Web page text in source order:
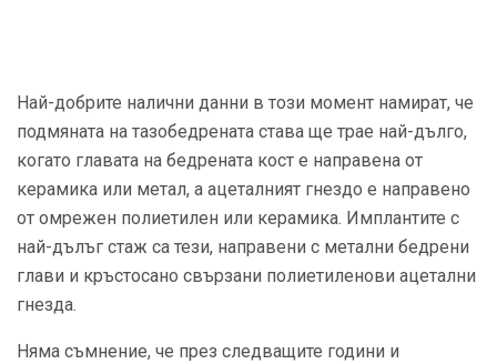
Най-добрите налични данни в този момент намират, че
подмяната на тазобедрената става ще трае най-дълго,
когато главата на бедрената кост е направена от
керамика или метал, а ацеталният гнездо е направено
от омрежен полиетилен или керамика. Имплантите с
най-дълъг стаж са тези, направени с метални бедрени
глави и кръстосано свързани полиетиленови ацетални
гнезда.
Няма съмнение, че през следващите години и